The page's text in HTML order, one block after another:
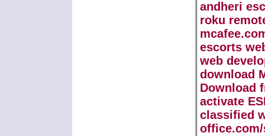
andheri
roku
escorts
web
download
Download
activate
classified